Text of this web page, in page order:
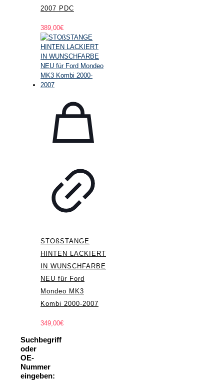
2007 PDC
389,00€
STOßSTANGE
HINTEN LACKIERT
IN WUNSCHFARBE
NEU für Ford
Mondeo MK3
Kombi 2000-2007
349,00€
Suchbegriff
oder
OE-
Nummer
eingeben: